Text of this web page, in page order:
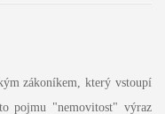
zákoníkem, který vstoupí
pojmu "nemovitost" výraz